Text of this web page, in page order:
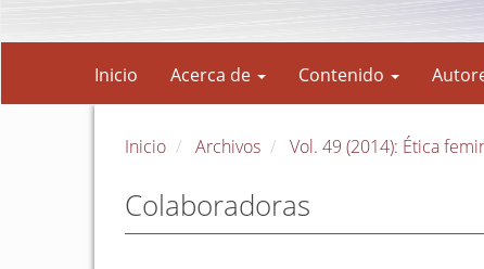
Inicio Acerca de Contenido
Inicio Archivos Vol. 49 (2014): Ética
Colaboradoras